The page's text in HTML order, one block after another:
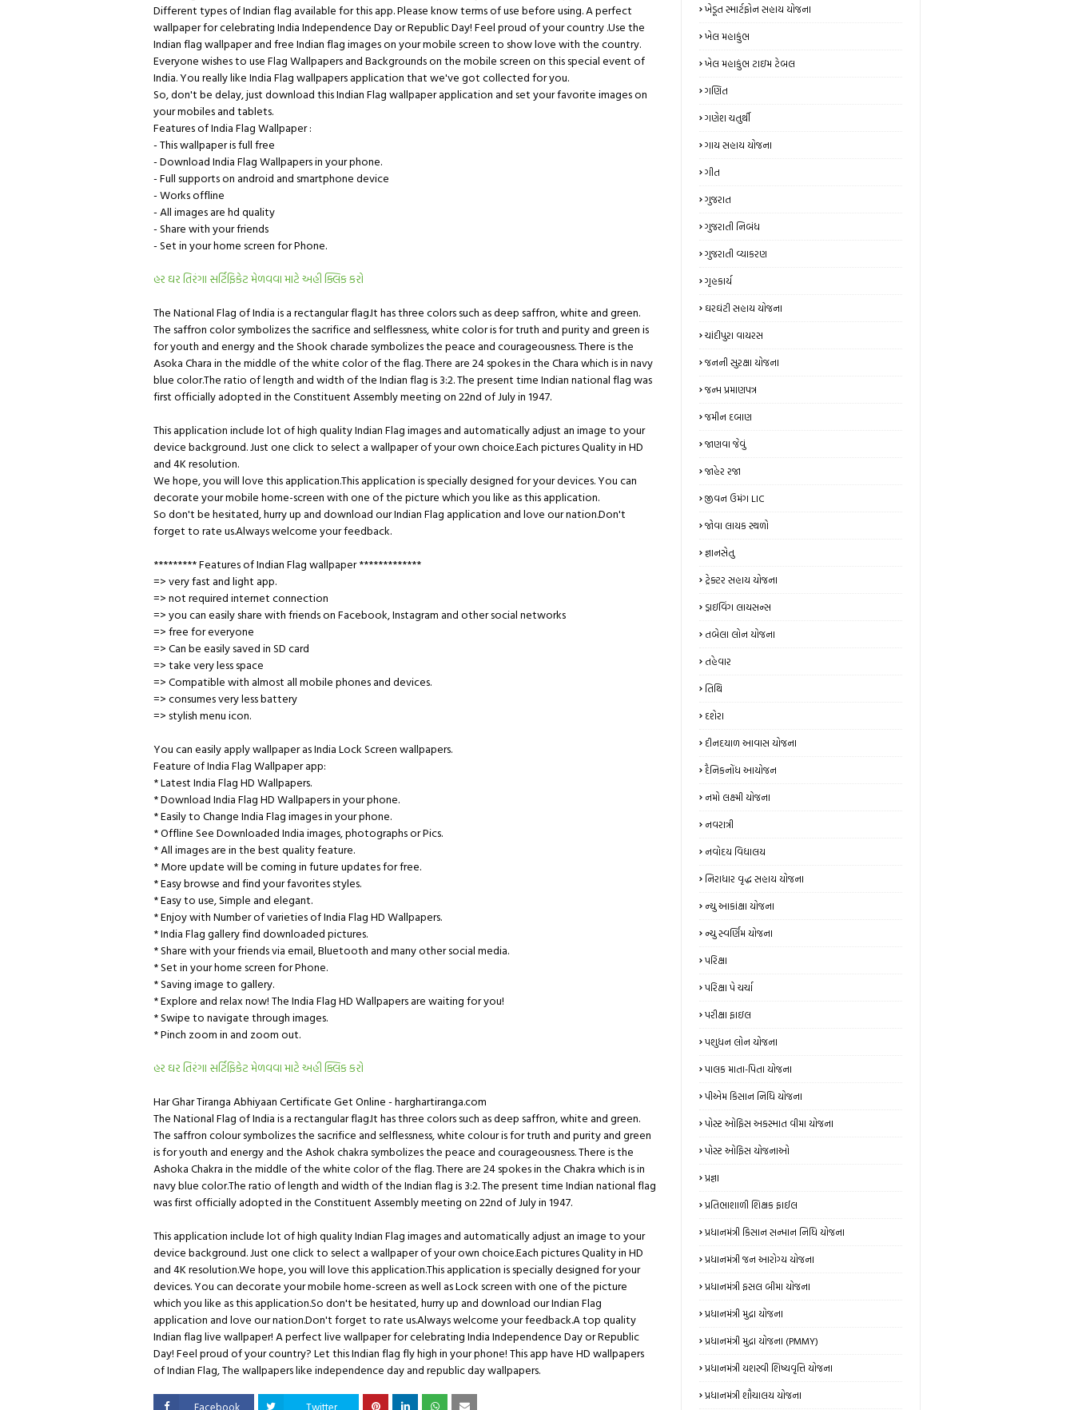
Different types of Indian flag available for this app. Please know terms of use before using. A perfect
wallpaper for celebrating India Independence Day or Republic Day! Feel proud of your country .Use the
Indian flag wallpaper and free Indian flag images on your mobile screen to show love with the country.
Everyone wishes to use Flag Wallpapers and Backgrounds on the mobile screen on this special event of
India. You really like India Flag wallpapers application that we've got collected for you.
So, don't be delay, just download this Indian Flag wallpaper application and set your favorite images on
your mobiles and tablets.
Features of India Flag Wallpaper :
- This wallpaper is full free
- Download India Flag Wallpapers in your phone.
- Full supports on android and smartphone device
- Works offline
- All images are hd quality
- Share with your friends
- Set in your home screen for Phone.
હર ઘર તિરંગા સર્ટિફિકેટ મેળવવા માટે અહી ક્લિક કરો
The National Flag of India is a rectangular flag.It has three colors such as deep saffron, white and green.
The saffron color symbolizes the sacrifice and selflessness, white color is for truth and purity and green is
for youth and energy and the Shook charade symbolizes the peace and courageousness. There is the
Asoka Chara in the middle of the white color of the flag. There are 24 spokes in the Chara which is in navy
blue color.The ratio of length and width of the Indian flag is 3:2. The present time Indian national flag was
first officially adopted in the Constituent Assembly meeting on 22nd of July in 1947.
This application include lot of high quality Indian Flag images and automatically adjust an image to your
device background. Just one click to select a wallpaper of your own choice.Each pictures Quality in HD
and 4K resolution.
We hope, you will love this application.This application is specially designed for your devices. You can
decorate your mobile home-screen with one of the picture which you like as this application.
So don't be hesitated, hurry up and download our Indian Flag application and love our nation.Don't
forget to rate us.Always welcome your feedback.
********* Features of Indian Flag wallpaper *************
=> very fast and light app.
=> not required internet connection
=> you can easily share with friends on Facebook, Instagram and other social networks
=> free for everyone
=> Can be easily saved in SD card
=> take very less space
=> Compatible with almost all mobile phones and devices.
=> consumes very less battery
=> stylish menu icon.
You can easily apply wallpaper as India Lock Screen wallpapers.
Feature of India Flag Wallpaper app:
* Latest India Flag HD Wallpapers.
* Download India Flag HD Wallpapers in your phone.
* Easily to Change India Flag images in your phone.
* Offline See Downloaded India images, photographs or Pics.
* All images are in the best quality feature.
* More update will be coming in future updates for free.
* Easy browse and find your favorites styles.
* Easy to use, Simple and elegant.
* Enjoy with Number of varieties of India Flag HD Wallpapers.
* India Flag gallery find downloaded pictures.
* Share with your friends via email, Bluetooth and many other social media.
* Set in your home screen for Phone.
* Saving image to gallery.
* Explore and relax now! The India Flag HD Wallpapers are waiting for you!
* Swipe to navigate through images.
* Pinch zoom in and zoom out.
હર ઘર તિરંગા સર્ટિફિકેટ મેળવવા માટે અહી ક્લિક કરો
Har Ghar Tiranga Abhiyaan Certificate Get Online - harghartiranga.com
The National Flag of India is a rectangular flag.It has three colors such as deep saffron, white and green.
The saffron colour symbolizes the sacrifice and selflessness, white colour is for truth and purity and green
is for youth and energy and the Ashok chakra symbolizes the peace and courageousness. There is the
Ashoka Chakra in the middle of the white color of the flag. There are 24 spokes in the Chakra which is in
navy blue color.The ratio of length and width of the Indian flag is 3:2. The present time Indian national flag
was first officially adopted in the Constituent Assembly meeting on 22nd of July in 1947.
This application include lot of high quality Indian Flag images and automatically adjust an image to your
device background. Just one click to select a wallpaper of your own choice.Each pictures Quality in HD
and 4K resolution.We hope, you will love this application.This application is specially designed for your
devices. You can decorate your mobile home-screen as well as Lock screen with one of the picture
which you like as this application.So don't be hesitated, hurry up and download our Indian Flag
application and love our nation.Don't forget to rate us.Always welcome your feedback.A top quality
Indian flag live wallpaper! A perfect live wallpaper for celebrating India Independence Day or Republic
Day! Feel proud of your country? Let this Indian flag fly high in your phone! This app have HD wallpapers
of Indian Flag, The wallpapers like independence day and republic day wallpapers.
Facebook Twitter
ખેડૂત સ્માર્ટફોન સહાય યોજના
ખેલ મહાકુંભ
ખેલ મહાકુંભ ટાઇમ ટેબલ
ગણિત
ગણેશ ચતુર્થી
ગાય સહાય યોજના
ગીત
ગુજરાત
ગુજરાતી નિબંધ
ગુજરાતી વ્યાકરણ
ગૃહકાર્ય
ઘરઘંટી સહાય યોજના
ચાંદીપુરા વાયરસ
જનની સુરક્ષા યોજના
જન્મ પ્રમાણપત્ર
જમીન દબાણ
જાણવા જેવું
જાહેર રજા
જીવન ઉમંગ LIC
જોવા લાયક સ્થળો
જ્ઞાનસેતુ
ટ્રેક્ટર સહાય યોજના
ડ્રાઇવિંગ લાયસન્સ
તબેલા લોન યોજના
તહેવાર
તિથિ
દશેરા
દીનદયાળ આવાસ યોજના
દૈનિકનોંધ આયોજન
નમો લક્ષ્મી યોજના
નવરાત્રી
નવોદય વિદ્યાલય
નિરાધાર વૃદ્ધ સહાય યોજના
ન્‍યુ આકાંક્ષા યોજના
ન્યુ સ્‍વર્ણિમ યોજના
પરિક્ષા
પરિક્ષા પે ચર્ચા
પરીક્ષા ફાઇલ
પશુધન લોન યોજના
પાલક માતા-પિતા યોજના
પીએમ કિસાન નિધિ યોજના
પોસ્ટ ઓફિસ અકસ્માત વીમા યોજના
પોસ્ટ ઓફિસ યોજનાઓ
પ્રજ્ઞા
પ્રતિભાશાળી શિક્ષક ફાઈલ
પ્રધાનમંત્રી કિસાન સન્માન નિધિ યોજના
પ્રધાનમંત્રી જન આરોગ્ય યોજના
પ્રધાનમંત્રી ફસલ બીમા યોજના
પ્રધાનમંત્રી મુદ્રા યોજના
પ્રધાનમંત્રી મુદ્રા યોજના (PMMY)
પ્રધાનમંત્રી યશસ્વી શિષ્યવૃત્તિ યોજના
પ્રધાનમંત્રી શૌચાલય યોજના